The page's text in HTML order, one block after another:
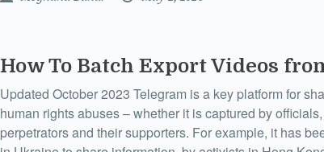
How To Batch Export Videos
Updated October 2023 Telegram is a key platform for
human rights abuses – whether it is captured by
perpetrators and their supporters. For example, it has